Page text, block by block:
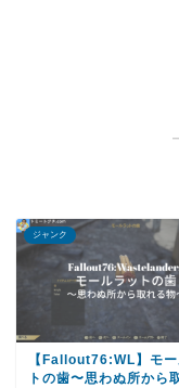
ジャンク
【Fallout76:WL】モー
トの歯〜思わぬ所から